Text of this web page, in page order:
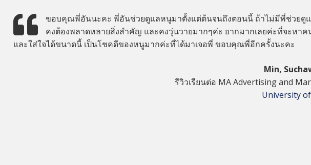
ขอบคุณพี่อันนะคะ พี่อันช่วยดูแลหนูมาตั้งแต่ต้นจนถึงตอนนี้ ถ้าไม่มีพี่ช่วยดู
คงต้องพลาดหลายสิ่งสำคัญ และคงวุ่นวายมากๆค่ะ ยากมากเลยค่ะที่จะหาค
และใส่ใจได้ขนาดนี้ เป็นโชคดีของหนูมากค่ะที่ได้มาเจอพี่ ขอบคุณพี่อีกครั้งนะคะ
Min,
รีวิวเรียนต่อ MA Advertising and
University